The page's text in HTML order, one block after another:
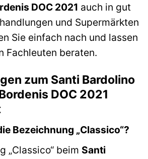
DOC 2021 auch in gut
und Supermärkten
Sie einfach nach und lassen
Fachleuten beraten.
zum Santi Bardolino
DOC 2021
Bezeichnung „Classico“?
„Classico“ beim Santi